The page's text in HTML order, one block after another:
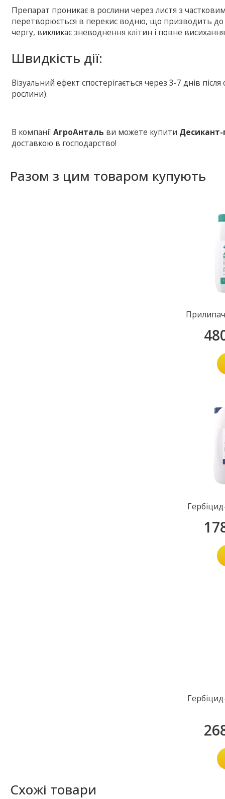
Препарат проникає в рослини через листя з
перетворюється в перекис водню, що призводить
чергу, викликає зневоднення клітин і повне
Швидкість дії:
Візуальний ефект спостерігається через 3-7 днів
рослини).
В компаніїАгроАнталь ви можете купити Десикант-
доставкою в господарство!
Разом з цим товаром купують
Схожі товари